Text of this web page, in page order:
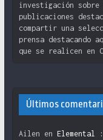
investigación
publicaciones
compartir una
prensa destacando
que se realicen en
Últimos
Ailen en Elemental